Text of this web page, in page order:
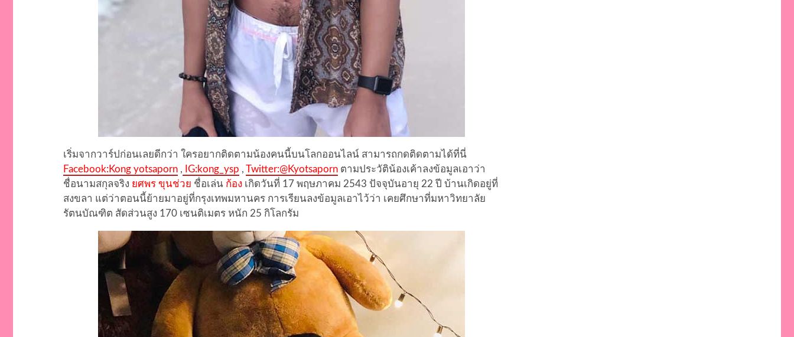
เริ่มจากวาร์ปก่อนเลยดีกว่า ใครอยากติดตามน้องคนนี้บนโลกออนไลน์ สามารถกดติดตามได้ที่นี่
Facebook:Kong yotsaporn , IG:kong_ysp , Twitter:@Kyotsaporn ตามประวัติน้องเค้าลงข้อมูลเอาว่า
ชื่อนามสกุลจริง ยศพร ขุนช่วย ชื่อเล่น ก้อง เกิดวันที่ 17 พฤษภาคม 2543 ปัจจุบันอายุ 22 ปี บ้านเกิดอยู่ที่
สงขลา แต่ว่าตอนนี้ย้ายมาอยู่ที่กรุงเทพมหานคร การเรียนลงข้อมูลเอาไว้ว่า เคยศึกษาที่มหาวิทยาลัย
รัตนบัณฑิต สัดส่วนสูง 170 เซนติเมตร หนัก 25 กิโลกรัม